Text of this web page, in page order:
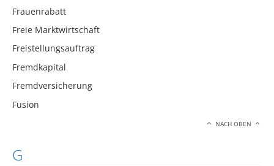
Frauenrabatt
Freie Marktwirtschaft
Freistellungsauftrag
Fremdkapital
Fremdversicherung
Fusion
NACH OBEN
G